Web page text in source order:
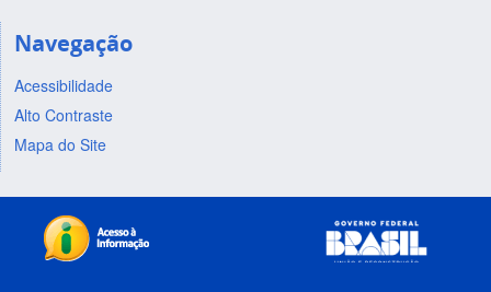
Navegação
Acessibilidade
Alto Contraste
Mapa do Site